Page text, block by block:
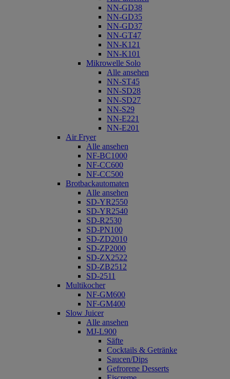
NN-GD38
NN-GD35
NN-GD37
NN-GT47
NN-K121
NN-K101
Mikrowelle Solo
Alle ansehen
NN-ST45
NN-SD28
NN-SD27
NN-S29
NN-E221
NN-E201
Air Fryer
Alle ansehen
NF-BC1000
NF-CC600
NF-CC500
Brotbackautomaten
Alle ansehen
SD-YR2550
SD-YR2540
SD-R2530
SD-PN100
SD-ZD2010
SD-ZP2000
SD-ZX2522
SD-ZB2512
SD-2511
Multikocher
NF-GM600
NF-GM400
Slow Juicer
Alle ansehen
MJ-L900
Säfte
Cocktails & Getränke
Saucen/Dips
Gefrorene Desserts